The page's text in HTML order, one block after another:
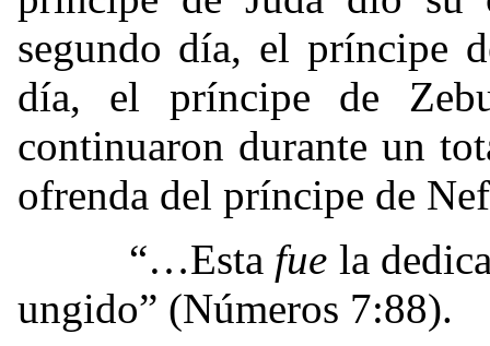
segundo día, el príncipe
día, el príncipe de
continuaron durante un
ofrenda del príncipe de
“…Esta fue la
ungido” (Números 7:88).